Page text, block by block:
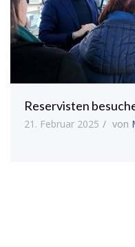
Reservisten
21. Februar 2025 von